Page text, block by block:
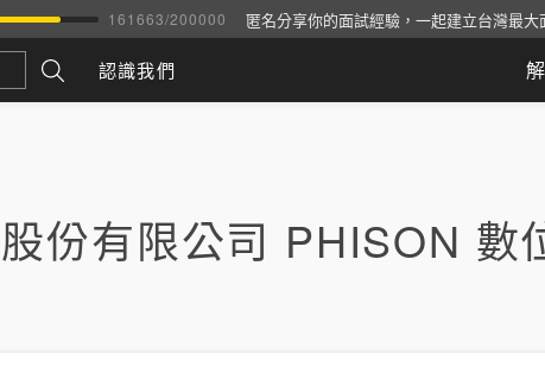
161663/200000 匿名分享你的面試經驗，一起建立台灣最大
認識我們
份有限公司 PHISON 數